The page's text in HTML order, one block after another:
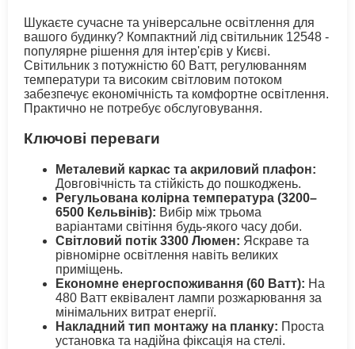
Шукаєте сучасне та універсальне освітлення для
вашого будинку? Компактний лід світильник 12548 -
популярне рішення для інтер'єрів у Києві.
Світильник з потужністю 60 Ватт, регулюванням
температури та високим світловим потоком
забезпечує економічність та комфортне освітлення.
Практично не потребує обслуговування.
Ключові переваги
Металевий каркас та акриловий плафон:
Довговічність та стійкість до пошкоджень.
Регульована колірна температура (3200–
6500 Кельвінів): Вибір між трьома
варіантами світіння будь-якого часу доби.
Світловий потік 3300 Люмен: Яскраве та
рівномірне освітлення навіть великих
приміщень.
Економне енергоспоживання (60 Ватт): На
480 Ватт еквівалент лампи розжарювання за
мінімальних витрат енергії.
Накладний тип монтажу на планку: Проста
установка та надійна фіксація на стелі.